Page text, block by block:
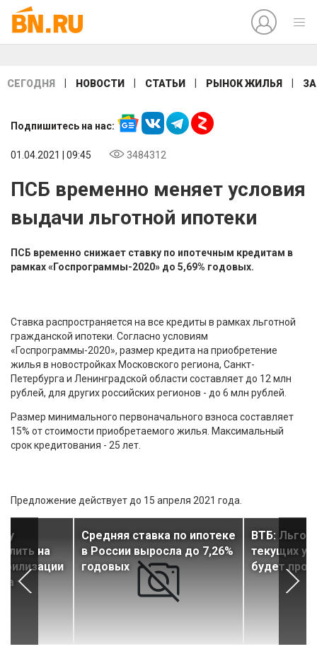
СЕГОДНЯ НОВОСТИ СТАТЬИ РЫНОК ЖИЛЬЯ
Подпишитесь на нас:
01.04.2021 | 09:45 3484312
ПСБ временно меняет условия
выдачи льготной ипотеки
ПСБ временно снижает ставку по ипотечным кредитам в
рамках «Госпрограммы-2020» до 5,69% годовых.
Ставка распространяется на все кредиты в рамках льготной
гражданской ипотеки. Согласно условиям
«Госпрограммы-2020», размер кредита на приобретение
жилья в новостройках Московского региона, Санкт-
Петербурга и Ленинградской области составляет до 12 млн
рублей, для других российских регионов - до 6 млн рублей.
Размер минимального первоначального взноса составляет
15% от стоимости приобретаемого жилья. Максимальный
срок кредитования - 25 лет.
Предложение действует до 15 апреля 2021 года.
на
Средняя ставка по ипотеке
в России выросла до 7,26%
годовых
ВТБ:
текущих
будет